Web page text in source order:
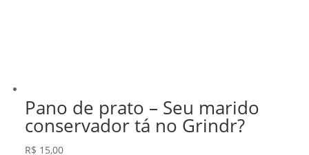
Pano de prato – Seu marido
conservador tá no Grindr?
R$ 15,00